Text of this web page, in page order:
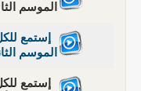
الموسم
إستمع
الموسم
إستمع